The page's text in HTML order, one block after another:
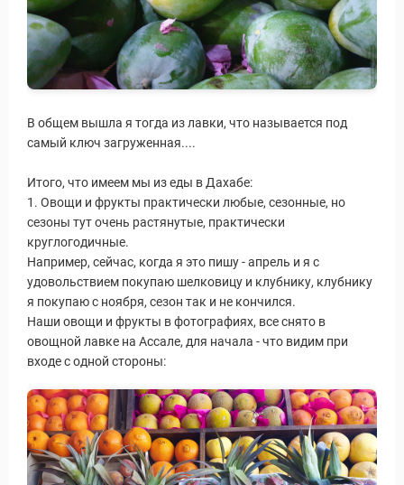
Новости и Отчеты
В общем вышла я тогда из лавки, что называется под
самый ключ загруженная....
Итого, что имеем мы из еды в Дахабе:
1. Овощи и фрукты практически любые, сезонные, но
сезоны тут очень растянутые, практически
круглогодичные.
Например, сейчас, когда я это пишу - апрель и я с
удовольствием покупаю шелковицу и клубнику, клубнику
я покупаю с ноября, сезон так и не кончился.
Наши овощи и фрукты в фотографиях, все снято в
овощной лавке на Ассале, для начала - что видим при
входе с одной стороны: